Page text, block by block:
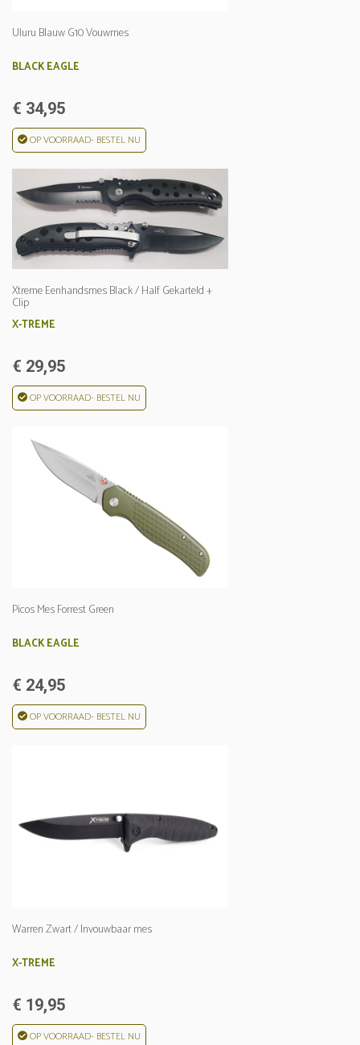
Uluru Blauw G10 Vouwmes
BLACK EAGLE
€ 34,95
OP VOORRAAD- BESTEL NU
Xtreme Eenhandsmes Black / Half Gekarteld +
Clip
X-TREME
€ 29,95
OP VOORRAAD- BESTEL NU
Picos Mes Forrest Green
BLACK EAGLE
€ 24,95
OP VOORRAAD- BESTEL NU
Warren Zwart / Invouwbaar mes
X-TREME
€ 19,95
OP VOORRAAD- BESTEL NU